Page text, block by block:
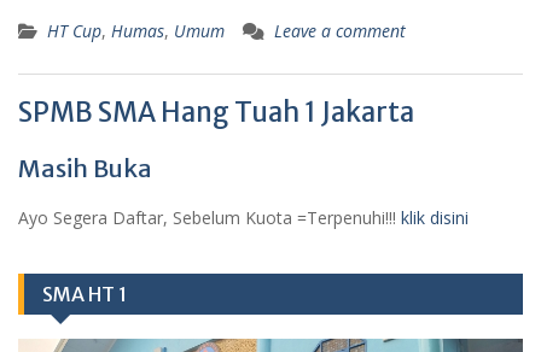
HT Cup, Humas, Umum Leave a comment
SPMB SMA Hang Tuah 1 Jakarta
Masih Buka
Ayo Segera Daftar, Sebelum Kuota =Terpenuhi!!! klik disini
SMA HT 1